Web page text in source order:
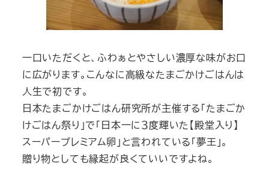
一口いただくと、ふわぁとやさしい濃厚な味がお口
に広がります。こんなに高級なたまごかけごはんは
人生で初です。
日本たまごかけごはん研究所が主催する「たまごか
けごはん祭り」で「日本一に３度輝いた【殿堂入り】
スーパープレミアム卵」と言われている「夢王」。
贈り物としても縁起が良くていいですよね。